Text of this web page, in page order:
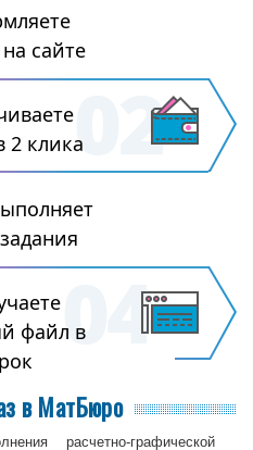
сайте
2 клика
файл в
в МатБюро
расчетно-графической